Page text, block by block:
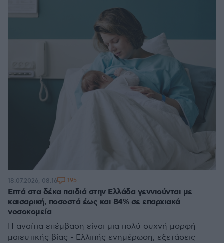
Επτά στα δέκα παιδιά στην Ελλάδα γεννιούνται με
καισαρική, ποσοστά έως και 84% σε επαρχιακά
νοσοκομεία
Η αναίτια επέμβαση είναι μια πολύ συχνή μορφή
μαιευτικής βίας - Ελλιπής ενημέρωση, εξετάσεις
18.07.2026, 08:16 195